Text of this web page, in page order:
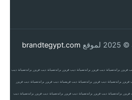
brandtegypt.com
فريزر براندتصيانة ديب فريزر براندتصيانة ديب فريزر براندتصيانة ديب فريزر براندتصيانة ديب
فريزر براندتصيانة ديب فريزر براندتصيانة ديب فريصيانة ديب فريزر براندتصيانة ديب فريزر
فريزر براندتصيانة ديب فريزر براندتصيانة ديب فريزر براندتصيانة ديب فريزر براندتصيانة ديب